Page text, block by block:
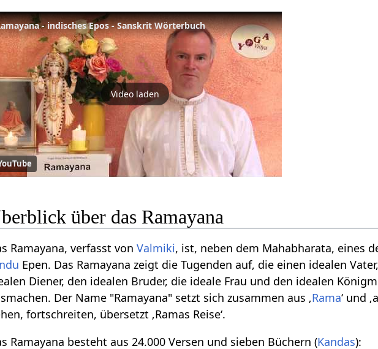
- indisches Epos - Sanskrit Wörterbuch
Video laden
über das Ramayana
Ramayana, verfasst vonValmiki, ist, neben dem Mahabharata, eines
Epen. Das Ramayana zeigt die Tugenden auf, die einen idealen
Diener, den idealen Bruder, die ideale Frau und den idealen Königm
Der Name "Ramayana" setzt sich zusammen aus ‚Rama‘ und
fortschreiten, übersetzt ‚Ramas Reise‘.
Ramayana besteht aus 24.000 Versen und sieben Büchern (Kandas):